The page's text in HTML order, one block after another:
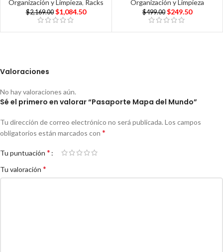
Organización y Limpieza, Racks
$2,169.00 $1,084.50
Organización y Limpieza
$499.00 $249.50
Valoraciones
No hay valoraciones aún.
Sé el primero en valorar “Pasaporte Mapa del Mundo”
Tu dirección de correo electrónico no será publicada. Los campos
obligatorios están marcados con *
Tu puntuación *
Tu valoración *